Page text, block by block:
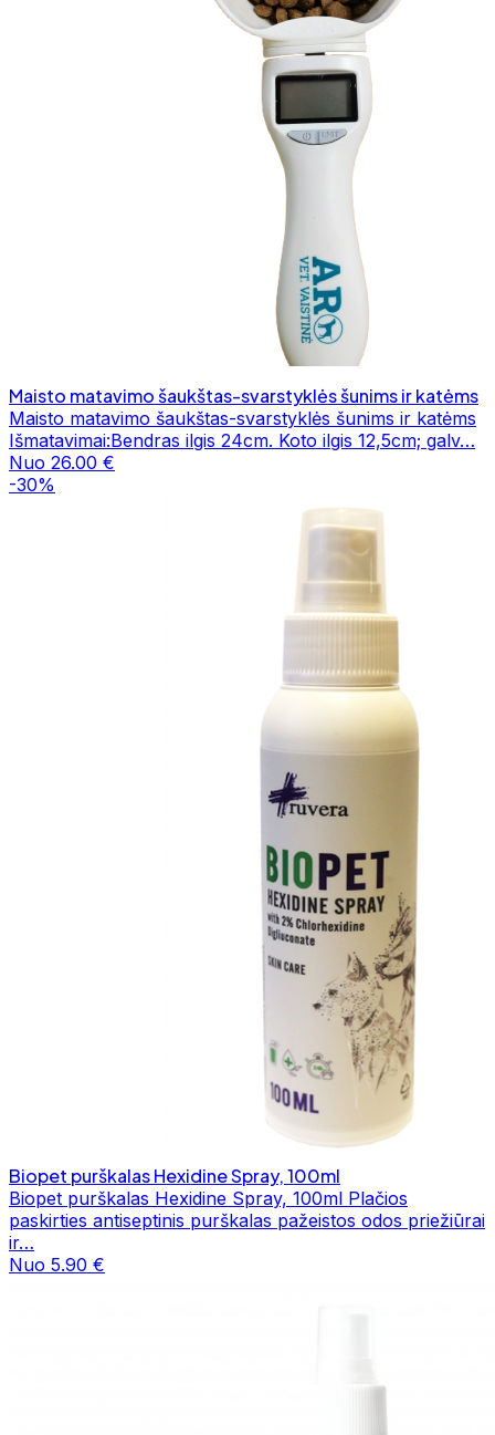
Maisto matavimo šaukštas-svarstyklės šunims ir katėms
Maisto matavimo šaukštas-svarstyklės šunims ir katėms
Išmatavimai:Bendras ilgis 24cm. Koto ilgis 12,5cm; galv…
Nuo 26.00 €
-30%
Biopet purškalas Hexidine Spray, 100ml
Biopet purškalas Hexidine Spray, 100ml Plačios
paskirties antiseptinis purškalas pažeistos odos priežiūrai
ir…
Nuo 5.90 €